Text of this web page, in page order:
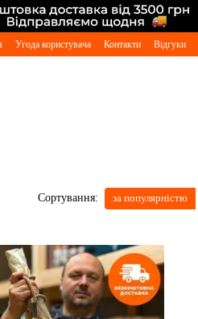
Угода користувача Контакти Відгуки
Сортування: за популярністю